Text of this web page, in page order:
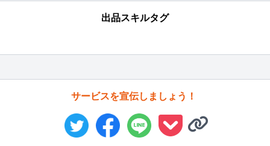
出品スキルタグ
サービスを宣伝しましょう！